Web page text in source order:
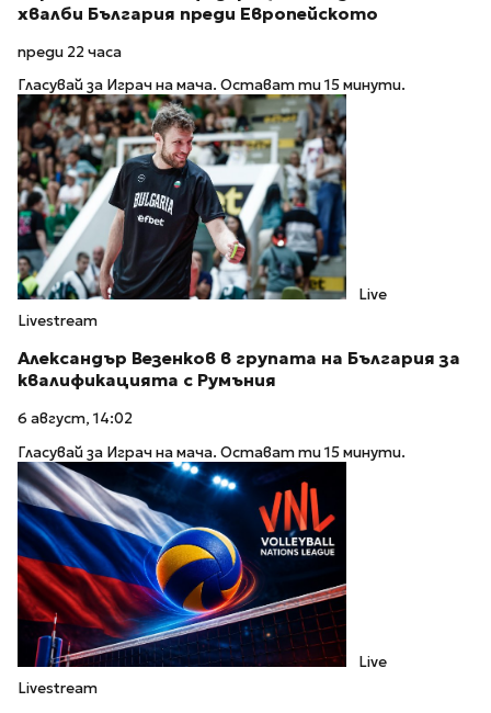
хвалби България преди Европейското
преди 22 часа
Гласувай за Играч на мача. Остават ти 15 минути.
Live
Livestream
Александър Везенков в групата на България за
квалификацията с Румъния
6 август, 14:02
Гласувай за Играч на мача. Остават ти 15 минути.
Live
Livestream